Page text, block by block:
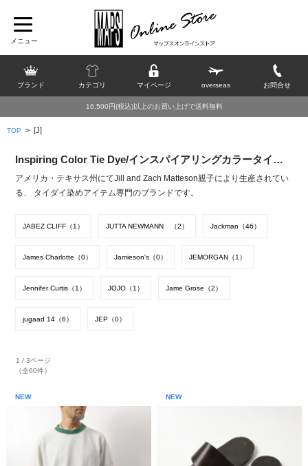
ブランド カテゴリ マイページ overseas お問合せ
16,500円(税込)以上のお買い上げで送料無料
TOP > [J]
Inspiring Color Tie Dye/インスパイアリングカラータイダイ
アメリカ・テキサス州にてJill and Zach Matteson親子により生産されてい
る、 タイダイ染めアイテム専門のブランドです。
JABEZ CLIFF（1） JUTTA NEWMANN （2） Jackman（46）
James Charlotte（0） Jamieson's（0） JEMORGAN（1）
Jennifer Curtis（1） JOJO（1） Jame Grose（2）
jugaad 14（6） JEP（0）
1 / 3ページ
（全60件）
NEW NEW